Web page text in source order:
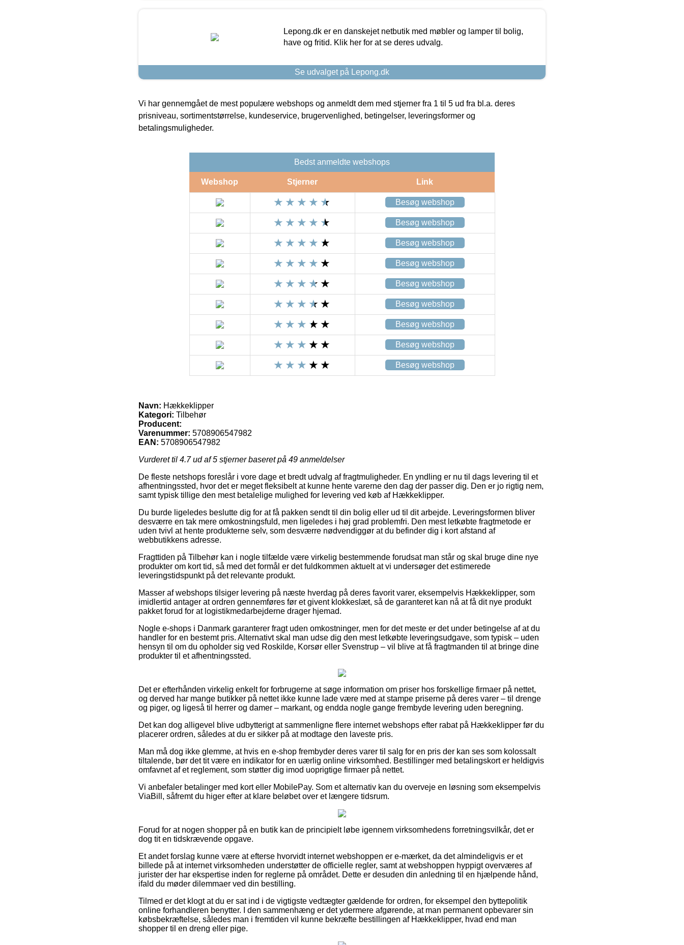
Lepong.dk er en danskejet netbutik med møbler og lamper til bolig,
have og fritid. Klik her for at se deres udvalg.
Se udvalget på Lepong.dk
Vi har gennemgået de mest populære webshops og anmeldt dem med stjerner fra 1 til 5 ud fra bl.a. deres
prisniveau, sortimentstørrelse, kundeservice, brugervenlighed, betingelser, leveringsformer og
betalingsmuligheder.
Bedst anmeldte webshops
Webshop Stjerner Link
Besøg webshop
Besøg webshop
Besøg webshop
Besøg webshop
Besøg webshop
Besøg webshop
Besøg webshop
Besøg webshop
Besøg webshop
Navn: Hækkeklipper
Kategori: Tilbehør
Producent:
Varenummer: 5708906547982
EAN: 5708906547982
Vurderet til 4.7ud af 5 stjerner baseret på 49 anmeldelser
De fleste netshops foreslår i vore dage et bredt udvalg af fragtmuligheder. En yndling er nu til dags levering til et
afhentningssted, hvor det er meget fleksibelt at kunne hente varerne den dag der passer dig. Den er jo rigtig nem,
samt typisk tillige den mest betalelige mulighed for levering ved køb af Hækkeklipper.
Du burde ligeledes beslutte dig for at få pakken sendt til din bolig eller ud til dit arbejde. Leveringsformen bliver
desværre en tak mere omkostningsfuld, men ligeledes i høj grad problemfri. Den mest letkøbte fragtmetode er
uden tvivl at hente produkterne selv, som desværre nødvendiggør at du befinder dig i kort afstand af
webbutikkens adresse.
Fragttiden på Tilbehør kan i nogle tilfælde være virkelig bestemmende forudsat man står og skal bruge dine nye
produkter om kort tid, så med det formål er det fuldkommen aktuelt at vi undersøger det estimerede
leveringstidspunkt på det relevante produkt.
Masser af webshops tilsiger levering på næste hverdag på deres favorit varer, eksempelvis Hækkeklipper, som
imidlertid antager at ordren gennemføres før et givent klokkeslæt, så de garanteret kan nå at få dit nye produkt
pakket forud for at logistikmedarbejderne drager hjemad.
Nogle e-shops i Danmark garanterer fragt uden omkostninger, men for det meste er det under betingelse af at du
handler for en bestemt pris. Alternativt skal man udse dig den mest letkøbte leveringsudgave, som typisk – uden
hensyn til om du opholder sig ved Roskilde, Korsør eller Svenstrup – vil blive at få fragtmanden til at bringe dine
produkter til et afhentningssted.
Det er efterhånden virkelig enkelt for forbrugerne at søge information om priser hos forskellige firmaer på nettet,
og derved har mange butikker på nettet ikke kunne lade være med at stampe priserne på deres varer – til drenge
og piger, og ligeså til herrer og damer – markant, og endda nogle gange frembyde levering uden beregning.
Det kan dog alligevel blive udbytterigt at sammenligne flere internet webshops efter rabat på Hækkeklipper før du
placerer ordren, således at du er sikker på at modtage den laveste pris.
Man må dog ikke glemme, at hvis en e-shop frembyder deres varer til salg for en pris der kan ses som kolossalt
tiltalende, bør det tit være en indikator for en uærlig online virksomhed. Bestillinger med betalingskort er heldigvis
omfavnet af et reglement, som støtter dig imod uoprigtige firmaer på nettet.
Vi anbefaler betalinger med kort eller MobilePay. Som et alternativ kan du overveje en løsning som eksempelvis
ViaBill, såfremt du higer efter at klare beløbet over et længere tidsrum.
Forud for at nogen shopper på en butik kan de principielt løbe igennem virksomhedens forretningsvilkår, det er
dog tit en tidskrævende opgave.
Et andet forslag kunne være at efterse hvorvidt internet webshoppen er e-mærket, da det almindeligvis er et
billede på at internet virksomheden understøtter de officielle regler, samt at webshoppen hyppigt overværes af
jurister der har ekspertise inden for reglerne på området. Dette er desuden din anledning til en hjælpende hånd,
ifald du møder dilemmaer ved din bestilling.
Tilmed er det klogt at du er sat ind i de vigtigste vedtægter gældende for ordren, for eksempel den byttepolitik
online forhandleren benytter. I den sammenhæng er det ydermere afgørende, at man permanent opbevarer sin
købsbekræftelse, således man i fremtiden vil kunne bekræfte bestillingen af Hækkeklipper, hvad end man
shopper til en dreng eller pige.